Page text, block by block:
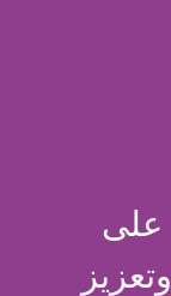
على